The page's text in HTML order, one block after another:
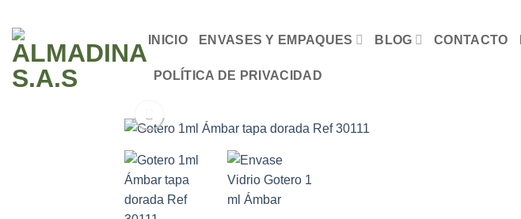
contenido
INICIO ENVASES Y EMPAQUES BLOG CONTACTO
POLÍTICA DE PRIVACIDAD